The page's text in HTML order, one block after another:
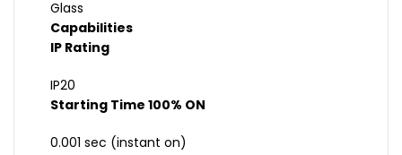
Glass
Capabilities
IP Rating
IP20
Starting Time 100% ON
0.001 sec (instant on)